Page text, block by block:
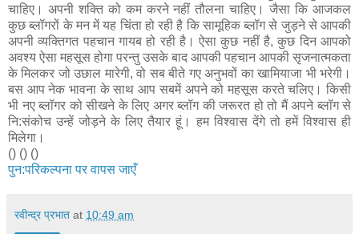
चाहिए। अपनी शक्ति को कम करने नहीं तौलना चाहिए। जैसा कि आजकल
कुछ ब्‍लॉगरों के मन में यह चिंता हो रही है कि सामूहिक ब्‍लॉग से जुड़ने से आपकी
अपनी व्‍यक्तिगत पहचान गायब हो रही है। ऐसा कुछ नहीं है, कुछ दिन आपको
अवश्‍य ऐसा महसूस होगा परन्‍तु उसके बाद आपकी पहचान आपकी सृजनात्‍मकता
के मिलकर जो उछाल मारेगी, वो सब बीते गए अनुभवों का खामियाजा भी भरेगी।
बस आप नेक भावना के साथ आप सबमें अपने को महसूस करते चलिए। किसी
भी नए ब्‍लॉगर को सीखने के लिए अगर ब्‍लॉग की जरूरत हो तो मैं अपने ब्‍लॉग से
नि:संकोच उन्‍हें जोड़ने के लिए तैयार हूं। हम विश्‍वास देंगे तो हमें विश्‍वास ही
मिलेगा।
() () ()
पुन:परिकल्पना पर वापस जाएँ
रवीन्द्र प्रभात at 10:49 am